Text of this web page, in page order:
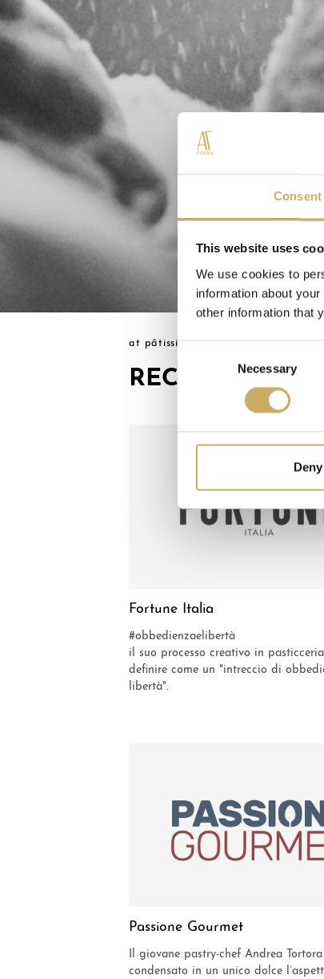
Consent
This website uses
We use cookies to
information about
other information that
Consent
Necessary
Deny
at pâtissier > recensioni
RECENSIONI
Fortune Italia
#obbedienzaelibertà
il suo processo creativo in
definire come un "intreccio di
libertà".
Passione Gourmet
Il giovane pastry-chef Andrea
condensato in un unico dolce